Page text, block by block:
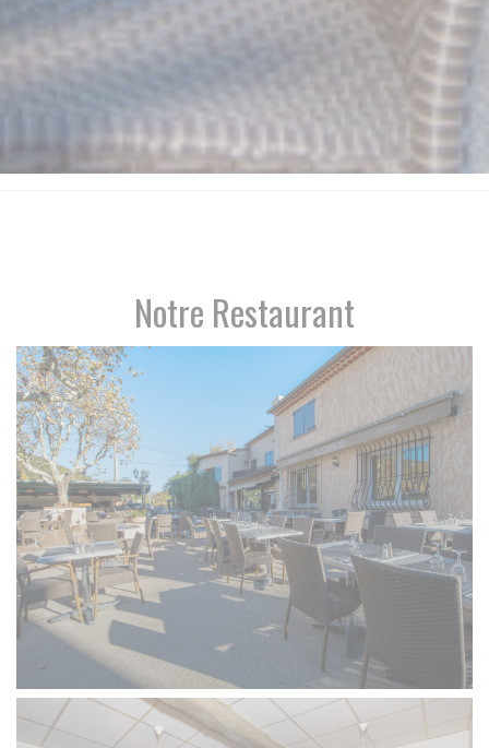
Notre Restaurant